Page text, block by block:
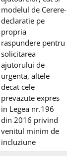
modelul de Cerere-
declaratie pe
propria
raspundere pentru
solicitarea
ajutorului de
urgenta, altele
decat cele
prevazute expres
in Legea nr.196
din 2016 privind
venitul minim de
incluziune